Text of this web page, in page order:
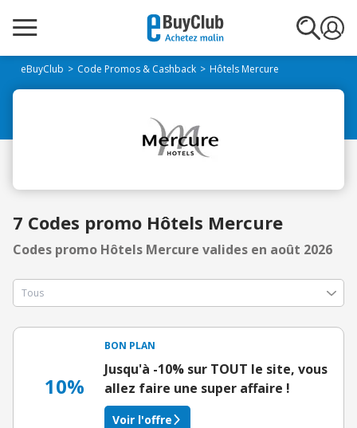
eBuyClub Code Promos & Cashback Hôtels Mercure
7 Codes promo Hôtels Mercure
Codes promo Hôtels Mercure valides en août 2026
10%
BON PLAN
Jusqu'à -10% sur TOUT le site, vous
allez faire une super affaire !
Voir l'offre